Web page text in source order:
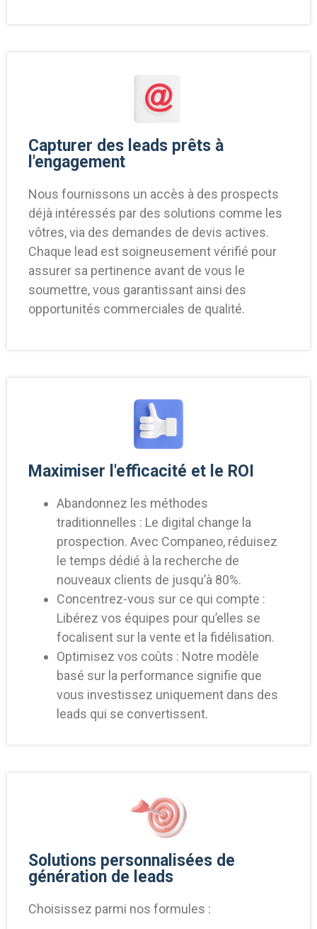
Capturer des leads prêts à
l'engagement
Nous fournissons un accès à des prospects
déjà intéressés par des solutions comme les
vôtres, via des demandes de devis actives.
Chaque lead est soigneusement vérifié pour
assurer sa pertinence avant de vous le
soumettre, vous garantissant ainsi des
opportunités commerciales de qualité.
Maximiser l'efficacité et le ROI
Abandonnez les méthodes
traditionnelles : Le digital change la
prospection. Avec Companeo, réduisez
le temps dédié à la recherche de
nouveaux clients de jusqu’à 80%.
Concentrez-vous sur ce qui compte :
Libérez vos équipes pour qu’elles se
focalisent sur la vente et la fidélisation.
Optimisez vos coûts : Notre modèle
basé sur la performance signifie que
vous investissez uniquement dans des
leads qui se convertissent.
Solutions personnalisées de
génération de leads
Choisissez parmi nos formules :